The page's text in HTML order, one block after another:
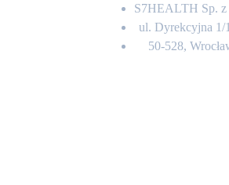
S7HEALTH Sp. z
ul. Dyrekcyjna 1/
50-528,